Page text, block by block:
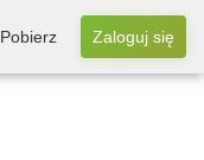
Pobierz Zaloguj się